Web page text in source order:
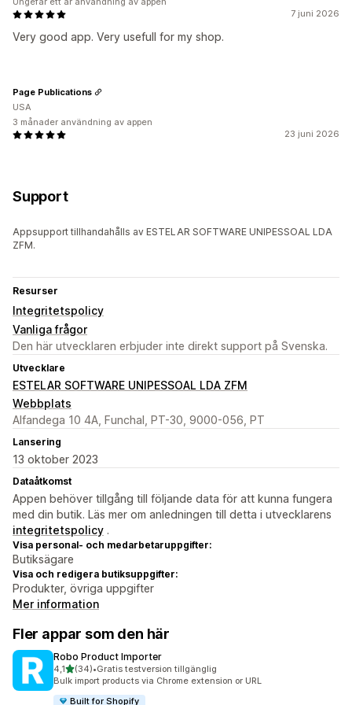
7 juni 2026
Very good app. Very usefull for my shop.
23 juni 2026
Page Publications
USA
3 månader användning av appen
Support
Appsupport tillhandahålls av ESTELAR SOFTWARE UNIPESSOAL LDA
ZFM.
Resurser
Integritetspolicy
Vanliga frågor
Den här utvecklaren erbjuder inte direkt support på Svenska.
Utvecklare
ESTELAR SOFTWARE UNIPESSOAL LDA ZFM
Webbplats
Alfandega 10 4A, Funchal, PT-30, 9000-056, PT
Lansering
13 oktober 2023
Dataåtkomst
Appen behöver tillgång till följande data för att kunna fungera
med din butik. Läs mer om anledningen till detta i utvecklarens
integritetspolicy .
Visa personal- och medarbetaruppgifter:
Butiksägare
Visa och redigera butiksuppgifter:
Produkter, övriga uppgifter
Mer information
Fler appar som den här
Robo Product Importer
4,1av 5 stjärnor
(34)
34 recensioner totalt
•Gratis testversion tillgänglig
Bulk import products via Chrome extension or URL
Built for Shopify